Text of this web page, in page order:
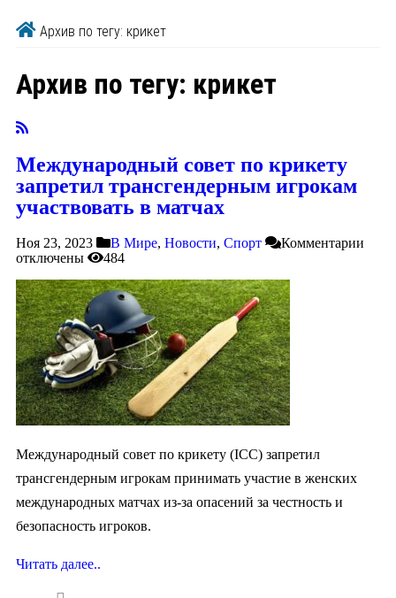
Архив по тегу: крикет
Архив по тегу: крикет
Международный совет по крикету
запретил трансгендерным игрокам
участвовать в матчах
Ноя 23, 2023 В Мире, Новости, Спорт
Комментарии
отключены
484
Международный совет по крикету (ICC) запретил
трансгендерным игрокам принимать участие в женских
международных матчах из-за опасений за честность и
безопасность игроков.
Читать далее..